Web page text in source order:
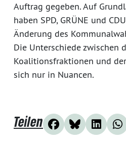
Auftrag gegeben. Auf
haben SPD, GRÜNE und
Änderung des
Die Unterschiede zwischen
Koalitionsfraktionen und
sich nur in Nuancen.
Teilen